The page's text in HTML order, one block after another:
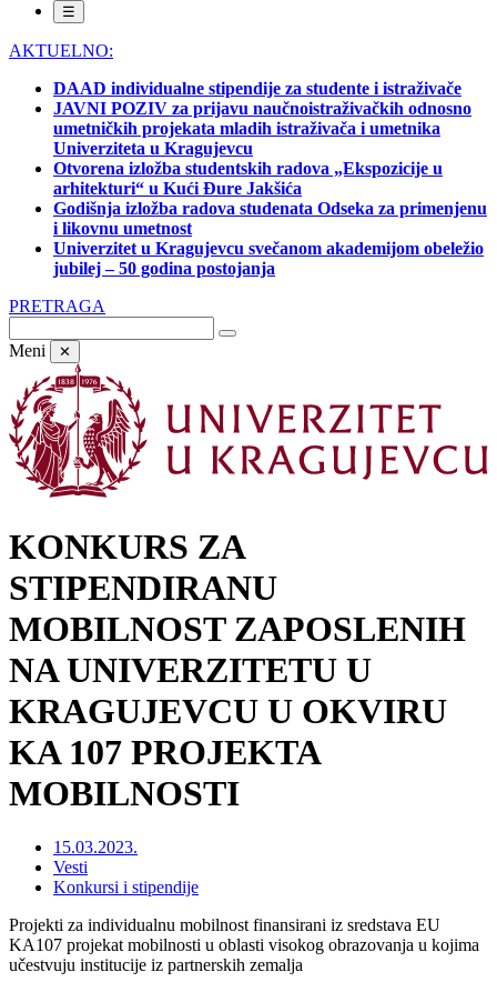
☰
AKTUELNO:
DAAD individualne stipendije za studente i istraživače
JAVNI POZIV za prijavu naučnoistraživačkih odnosno
umetničkih projekata mladih istraživača i umetnika
Univerziteta u Kragujevcu
Otvorena izložba studentskih radova „Ekspozicije u
arhitekturi“ u Kući Đure Jakšića
Godišnja izložba radova studenata Odseka za primenjenu
i likovnu umetnost
Univerzitet u Kragujevcu svečanom akademijom obeležio
jubilej – 50 godina postojanja
PRETRAGA
Meni ✕
KONKURS ZA
STIPENDIRANU
MOBILNOST ZAPOSLENIH
NA UNIVERZITETU U
KRAGUJEVCU U OKVIRU
KA 107 PROJEKTA
MOBILNOSTI
15.03.2023.
Vesti
Konkursi i stipendije
Projekti za individualnu mobilnost finansirani iz sredstava EU
KA107 projekat mobilnosti u oblasti visokog obrazovanja u kojima
učestvuju institucije iz partnerskih zemalja